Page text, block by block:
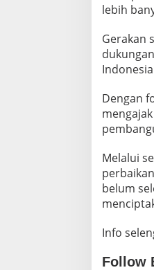
lebih
Gerakan
Dengan
Melalui
belum
Info
Follow